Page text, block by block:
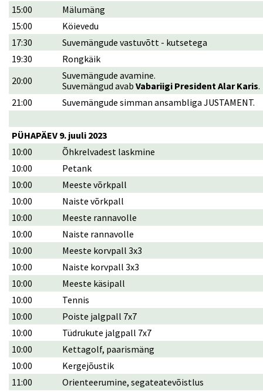
15:00
Mälumäng
15:00
Köievedu
17:30
Suvemängude vastuvõtt - kutsetega
19:30
Rongkäik
20:00
Suvemängude avamine.
Suvemängud avab Vabariigi President Alar Karis.
21:00
Suvemängude simman ansambliga JUSTAMENT.
PÜHAPÄEV 9. juuli 2023
10:00
Õhkrelvadest laskmine
10:00
Petank
10:00
Meeste võrkpall
10:00
Naiste võrkpall
10:00
Meeste rannavolle
10:00
Naiste rannavolle
10:00
Meeste korvpall 3x3
10:00
Naiste korvpall 3x3
10:00
Meeste käsipall
10:00
Tennis
10:00
Poiste jalgpall 7x7
10:00
Tüdrukute jalgpall 7x7
10:00
Kettagolf, paarismäng
10:00
Kergejõustik
11:00
Orienteerumine, segateatevõistlus